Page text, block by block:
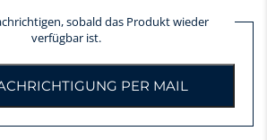
sobald das Produkt wieder
verfügbar ist.
PER MAIL